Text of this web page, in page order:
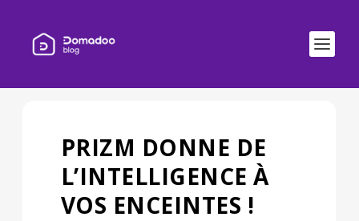
PRIZM DONNE DE
L’INTELLIGENCE À
VOS ENCEINTES !